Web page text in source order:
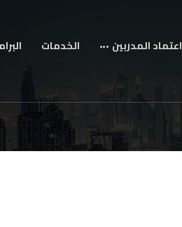
اعتماد المدربين الخدمات